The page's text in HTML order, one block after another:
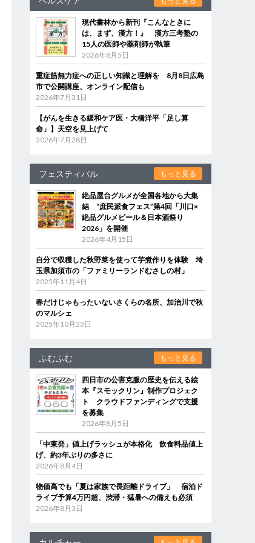
現代書林から新刊『こんなときに
は、まず、漢方！』 漢方三考塾の
15人の医師や薬剤師が執筆
2026年8月5日
重症筋無力症への正しい知識と理解を 8月8日広島
市で公開講座、オンライン配信も
2026年7月31日
【がんを生きる緩和ケア医・大橋洋平「足し算
命」】天空を見上げて
2026年7月28日
フェスティバル もっと見る
絶品屋台グルメが全国各地から大集
結 “庶民派食フェス”第4回「川口×
絶品グルメビール＆日本酒祭り
2026」を開催
2026年4月15日
自分で収穫した秋野菜を使って芋煮作りを体験 埼
玉県加須市の「ファミリーランドむさしの村」
2025年11月4日
春だけじゃもったいないさくらの名所、加治川で秋
のマルシェ
2025年10月23日
ふむふむ もっと見る
四日市の公害克服の歴史を伝える絵
本『スモックリン』制作プロジェク
ト クラウドファンディングで支援
を募集
2026年8月5日
「中東発」値上げラッシュが本格化 飲食料品値上
げ、約3年ぶりの多さに
2026年8月4日
物価高でも「夏は家族で長距離ドライブ」 宿泊ド
ライブ予算4万円超、渋滞・猛暑への備えも必須
2026年8月3日